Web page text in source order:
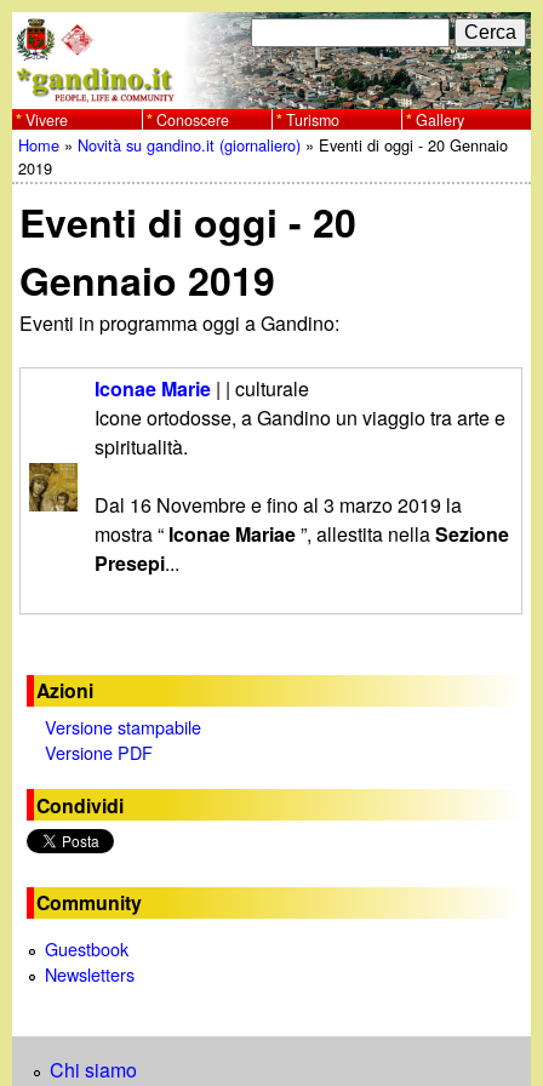
al
contenuto
principale
w
w
w
.
g
n
i
n
o
F
o
r
m
d
i
r
i
c
r
a
C
e
r
c
a
Vivere Conoscere Turismo Gallery
Tu
sei
qui
Home » Novità su gandino.it (giornaliero) » Eventi di oggi - 20 Gennaio
2019
Eventi di oggi - 20
Gennaio 2019
Eventi in programma oggi a Gandino:
Iconae Marie | | culturale
Icone ortodosse, a Gandino un viaggio tra arte e
spiritualità.
Dal 16 Novembre e fino al 3 marzo 2019 la
mostra “ Iconae Mariae”, allestita nellaSezione
Presepi...
Azioni
Versione stampabile
Versione PDF
Condividi
Community
Guestbook
Newsletters
Chi siamo